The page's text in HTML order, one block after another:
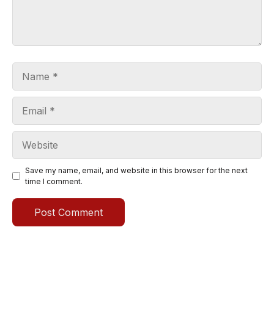
Save my name, email, and website in this browser for the next
time I comment.